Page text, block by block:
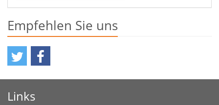
Empfehlen Sie uns
Links